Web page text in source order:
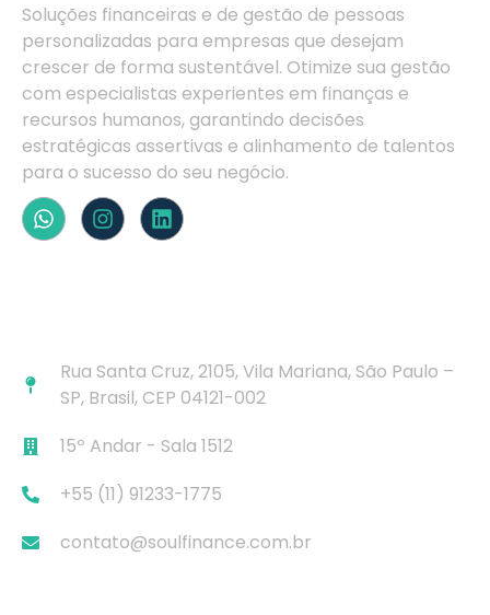
Soluções financeiras e de gestão de pessoas
personalizadas para empresas que desejam
crescer de forma sustentável. Otimize sua gestão
com especialistas experientes em finanças e
recursos humanos, garantindo decisões
estratégicas assertivas e alinhamento de talentos
para o sucesso do seu negócio.
Rua Santa Cruz, 2105, Vila Mariana, São Paulo –
SP, Brasil, CEP 04121-002
15º Andar - Sala 1512
+55 (11) 91233-1775
contato@soulfinance.com.br